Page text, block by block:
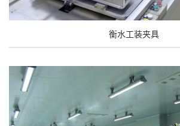
衡水工装夹具